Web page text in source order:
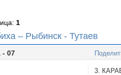
– Рыбинск - Тутаев
1
- 07
3.